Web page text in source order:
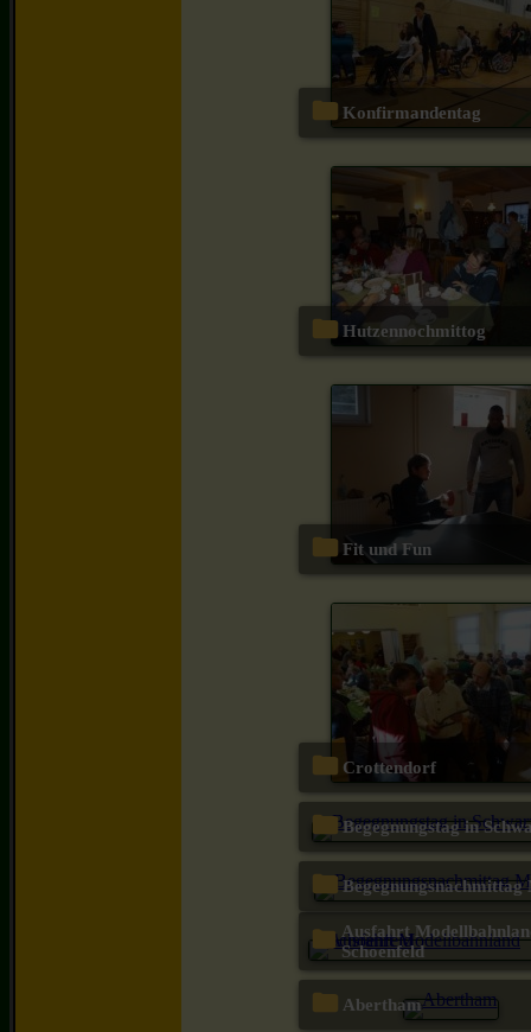
Konfirmandentag
Hutzennochmittog
Fit und Fun
Crottendorf
Begegnungstag in
Ausfahrt Modellbahnland
Schoenfeld
Abertham